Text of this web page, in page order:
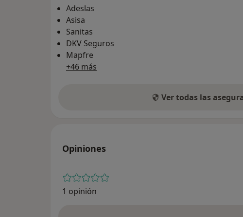
Adeslas
Asisa
Sanitas
DKV Seguros
Mapfre
+46 más
Ver todas las
Opiniones
1 opinión